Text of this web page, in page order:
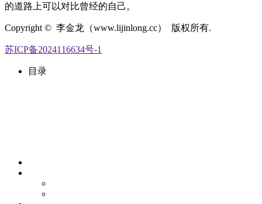
的道路上可以对比曾经的自己。
Copyright © 李金龙（www.lijinlong.cc） 版权所有.
苏ICP备2024116634号-1
目录